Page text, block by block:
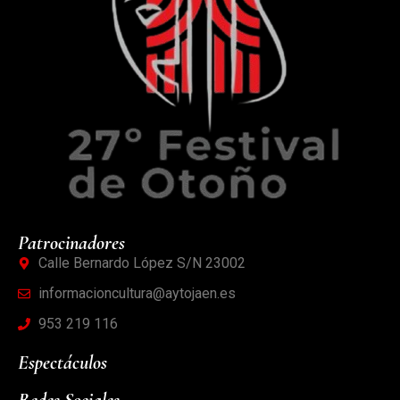
Patrocinadores
Calle Bernardo López S/N 23002
informacioncultura@aytojaen.es
953 219 116
Espectáculos